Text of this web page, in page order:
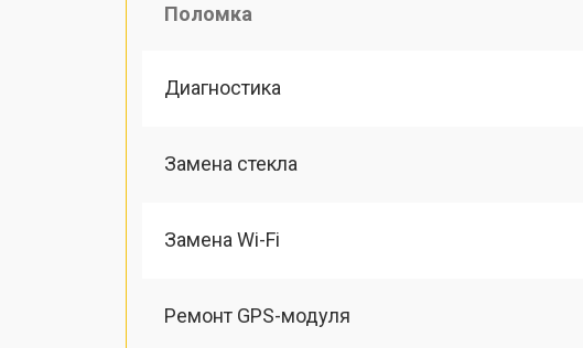
Поломка
Диагностика
Замена стекла
Замена Wi-Fi
Ремонт GPS-модуля